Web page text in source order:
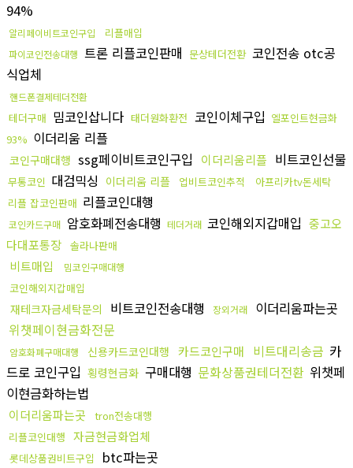
94%
알리페이비트코인구입 리플매입
파이코인전송대행 트론 리플코인판매 문상테더전환 코인전송 otc공
식업체
핸드폰결제테더전환
테더구매 밈코인삽니다 태더원화환전 코인이체구입 엘포인트현금화
93% 이더리움 리플
코인구매대행 ssg페이비트코인구입 이더리움리플 비트코인선물
무통코인 대검믹싱 이더리움 리플 업비트코인추적
아프리카tv돈세탁
리플 잡코인판매 리플코인대행
코인카드구매 암호화폐전송대행 테더거래 코인해외지갑매입 중고오
다대포통장 솔라나판매
비트매입 밈코인구매대행
코인해외지갑매입
재테크자금세탁문의 비트코인전송대행 장외거래
이더리움파는곳
위챗페이현금화전문
암호화폐구매대행 신용카드코인대행 카드코인구매 비트대리송금 카
드로 코인구입 횡령현금화 구매대행 문화상품권테더전환 위챗페
이현금화하는법
이더리움파는곳
tron전송대행
리플코인대행 자금현금화업체
롯데상품권비트구입 btc파는곳